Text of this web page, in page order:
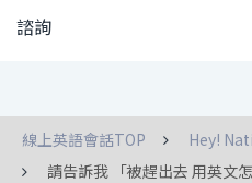
諮詢
線上英語會話TOP
Hey!
請告訴我 「被趕出去 用英文